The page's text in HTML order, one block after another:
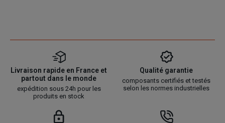
Livraison rapide en France et
partout dans le monde
expédition sous 24h pour les
produits en stock
Qualité garantie
composants certifiés et testés
selon les normes industrielles